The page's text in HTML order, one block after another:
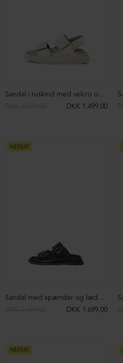
Sandal i ruskind med velcro og bagstrop
DKK 1.499,00
NEDSAT
Sandal med spænder og lædersål
DKK 1.699,00
NEDSAT